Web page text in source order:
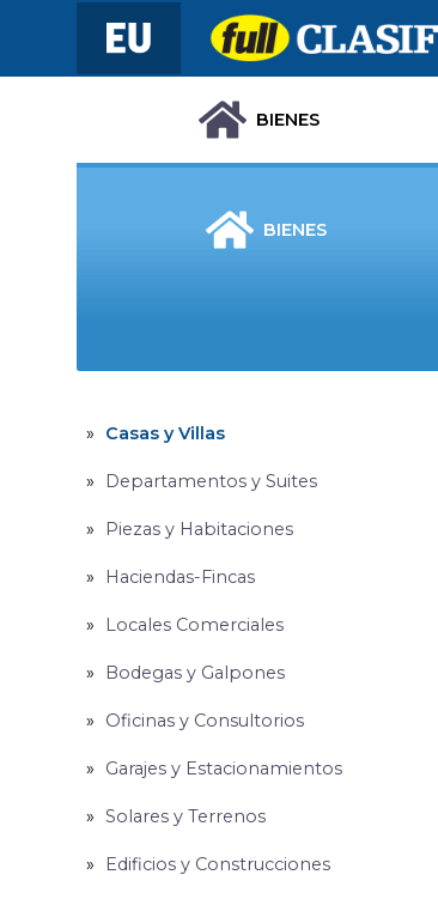
BIENES
BIENES
Casas y Villas
Departamentos y Suites
Piezas y Habitaciones
Haciendas-Fincas
Locales Comerciales
Bodegas y Galpones
Oficinas y Consultorios
Garajes y Estacionamientos
Solares y Terrenos
Edificios y Construcciones